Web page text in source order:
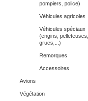
pompiers, police)
Véhicules agricoles
Véhicules spéciaux
(engins, pelleteuses,
grues,...)
Remorques
Accessoires
Avions
Végétation